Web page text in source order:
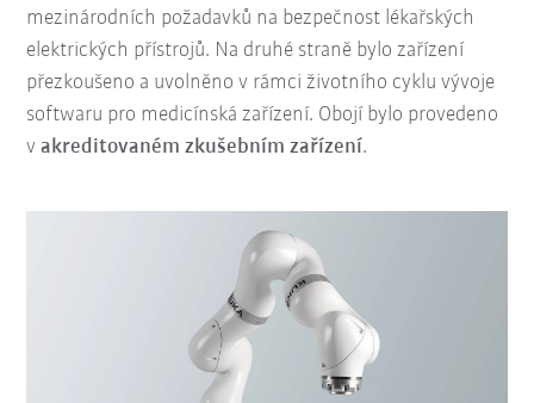
mezinárodních požadavků na bezpečnost lékařských
elektrických přístrojů. Na druhé straně bylo zařízení
přezkoušeno a uvolněno v rámci životního cyklu vývoje
softwaru pro medicínská zařízení. Obojí bylo provedeno
vakreditovaném zkušebním zařízení.